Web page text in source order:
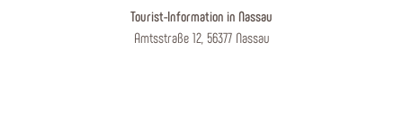
Tourist-Information in Nassau
Amtsstraße 12, 56377 Nassau